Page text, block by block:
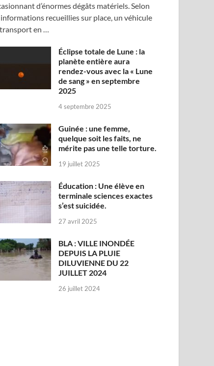
d’énormes dégâts matériels. Selon
informations recueillies sur place, un véhicule
en …
Éclipse totale de Lune : la
planète entière aura
rendez-vous avec la « Lune
de sang » en septembre
2025
4 septembre 2025
Guinée : une femme,
quelque soit les faits, ne
mérite pas une telle torture.
19 juillet 2025
Éducation : Une élève en
terminale sciences exactes
s’est suicidée.
27 avril 2025
BLA : VILLE INONDÉE
DEPUIS LA PLUIE
DILUVIENNE DU 22
JUILLET 2024
26 juillet 2024